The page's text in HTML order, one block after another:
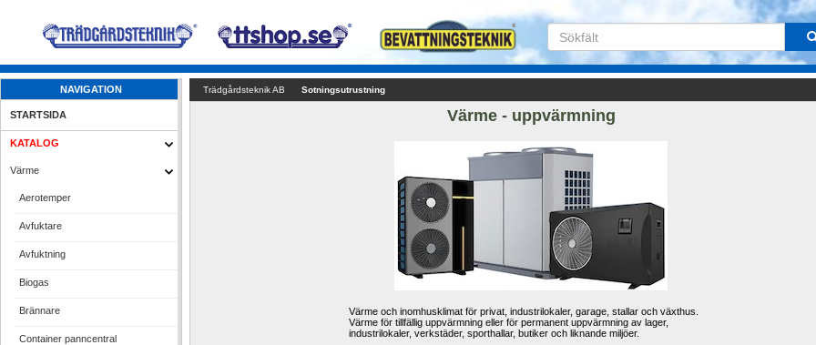
NAVIGATION
STARTSIDA
KATALOG
Värme
Aerotemper
Avfuktare
Avfuktning
Biogas
Brännare
Container panncentral
Trädgårdsteknik AB Sotningsutrustning
Värme - uppvärmning
Värme och inomhusklimat för privat, industrilokaler, garage, stallar och växthus.
Värme för tillfällig uppvärmning eller för permanent uppvärmning av lager,
industrilokaler, verkstäder, sporthallar, butiker och liknande miljöer.